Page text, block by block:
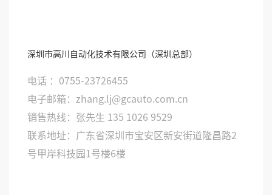
深圳市高川自动化技术有限公司（深圳总部）
电话 ：0755-23726455
电子邮箱：zhang.lj@gcauto.com.cn
销售热线：张先生 135 1026 9529
联系地址：广东省深圳市宝安区新安街道隆昌路2
号甲岸科技园1号楼6楼